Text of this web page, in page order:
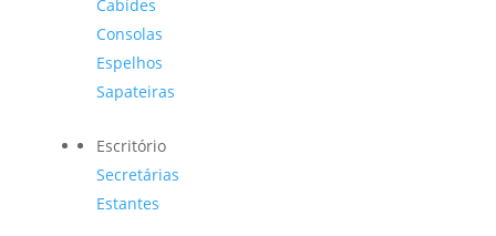
Cabides
Consolas
Espelhos
Sapateiras
Escritório
Secretárias
Estantes